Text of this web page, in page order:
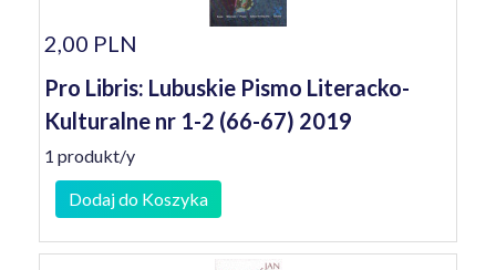
2,00 PLN
Pro Libris: Lubuskie Pismo Literacko-
Kulturalne nr 1-2 (66-67) 2019
1 produkt/y
Dodaj do Koszyka